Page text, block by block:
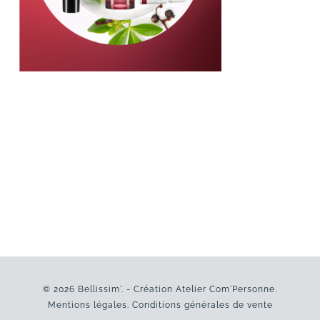
© 2026 Bellissim'. - Création Atelier Com'Personne.
Mentions légales. Conditions générales de vente